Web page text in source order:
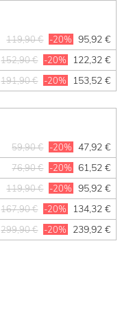
119,90 € -20%
95,92 €
152,90 € -20%
122,32 €
191,90 € -20% 153,52 €
59,90 € -20%
47,92 €
76,90 € -20%
61,52 €
119,90 € -20%
95,92 €
167,90 € -20%
134,32 €
299,90 € -20% 239,92 €